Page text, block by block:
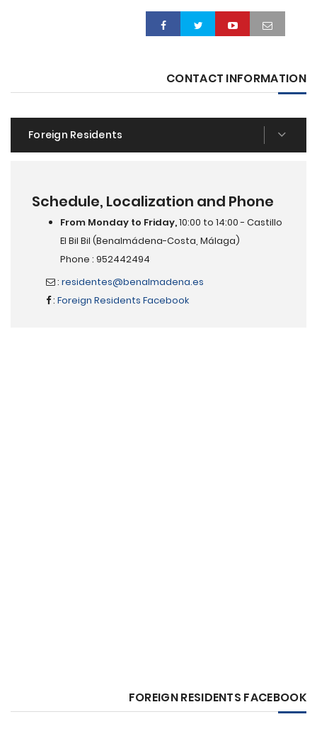
CONTACT INFORMATION
Foreign Residents
Schedule, Localization and Phone
From Monday to Friday,10:00 to 14:00 - Castillo
El Bil Bil (Benalmádena-Costa, Málaga)
Phone : 952442494
: residentes@benalmadena.es
: Foreign Residents Facebook
FOREIGN RESIDENTS FACEBOOK